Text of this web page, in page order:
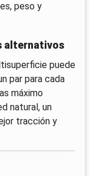
peso y
alternativos
puede
par para cada
máximo
natural, un
tracción y